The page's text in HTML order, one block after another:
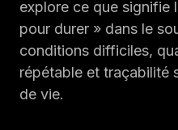
explore ce que signifie
pour durer » dans le
conditions difficiles,
répétable et traçabilité
de vie.